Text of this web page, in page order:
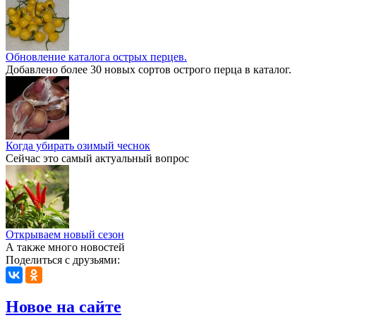
Обновление каталога острых перцев.
Добавлено более 30 новых сортов острого перца в каталог.
Когда убирать озимый чеснок
Сейчас это самый актуальный вопрос
Открываем новый сезон
А также много новостей
Поделиться с друзьями:
Новое на сайте